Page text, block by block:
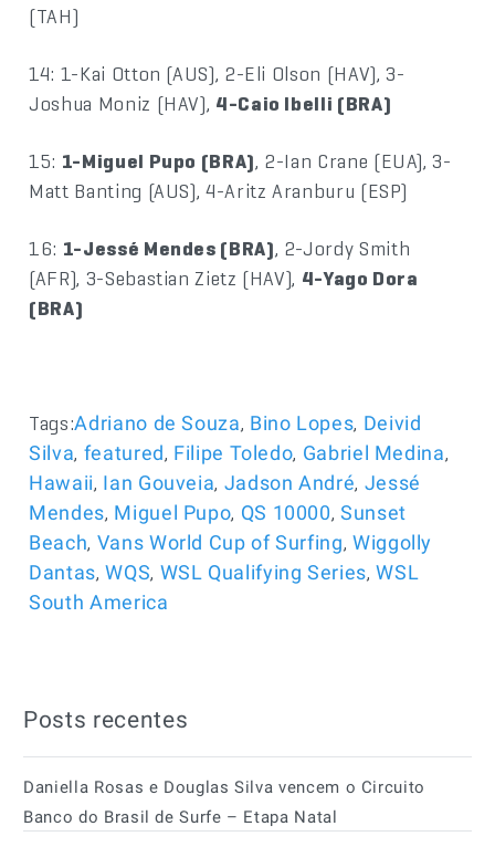
(TAH)
14: 1-Kai Otton (AUS), 2-Eli Olson (HAV), 3-
Joshua Moniz (HAV), 4-Caio Ibelli (BRA)
15: 1-Miguel Pupo (BRA), 2-Ian Crane (EUA), 3-
Matt Banting (AUS), 4-Aritz Aranburu (ESP)
16: 1-Jessé Mendes (BRA), 2-Jordy Smith
(AFR), 3-Sebastian Zietz (HAV), 4-Yago Dora
(BRA)
Tags:Adriano de Souza, Bino Lopes, Deivid
Silva, featured, Filipe Toledo, Gabriel Medina,
Hawaii, Ian Gouveia, Jadson André, Jessé
Mendes, Miguel Pupo, QS 10000,Sunset
Beach, Vans World Cup of Surfing, Wiggolly
Dantas,WQS, WSL Qualifying Series,WSL
South America
Posts recentes
Daniella Rosas e Douglas Silva vencem o Circuito
Banco do Brasil de Surfe – Etapa Natal